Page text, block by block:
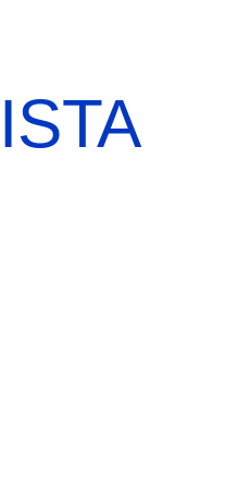
EBREI UNA STORIA ITALIANA